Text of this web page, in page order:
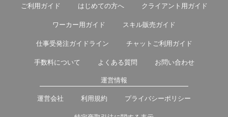
ご利用ガイド はじめての方へ クライアント用ガイド
ワーカー用ガイド スキル販売ガイド
仕事受発注ガイドライン チャットご利用ガイド
手数料について よくある質問 お問い合わせ
運営情報
運営会社 利用規約 プライバシーポリシー